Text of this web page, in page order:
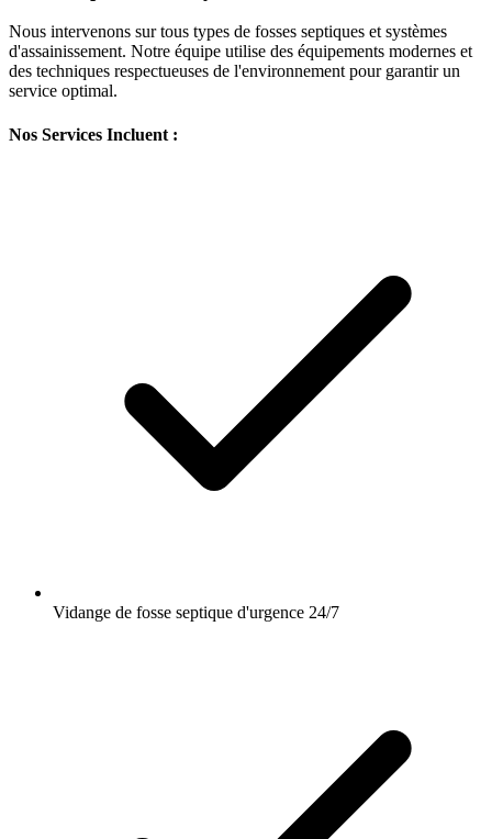
Nous intervenons sur tous types de fosses septiques et systèmes
d'assainissement. Notre équipe utilise des équipements modernes et
des techniques respectueuses de l'environnement pour garantir un
service optimal.
Nos Services Incluent :
Vidange de fosse septique d'urgence 24/7